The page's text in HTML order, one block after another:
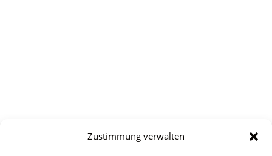
Zustimmung verwalten